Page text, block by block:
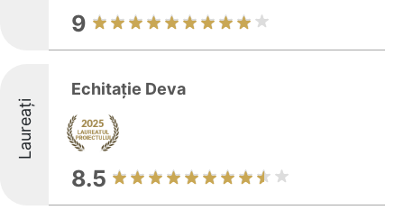
9
Laureați
Echitație Deva
8.5